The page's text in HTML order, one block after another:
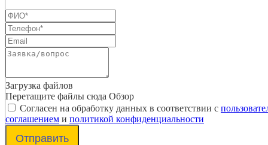
Загрузка файлов
Перетащите файлы сюда Обзор
Согласен на обработку данных в соответствии с
соглашением и политикой конфиденциальности
Отправить